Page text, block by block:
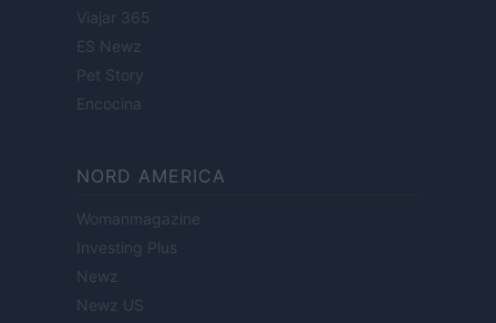
Viajar 365
ES Newz
Pet Story
Encocina
NORD AMERICA
Womanmagazine
Investing Plus
Newz
Newz US